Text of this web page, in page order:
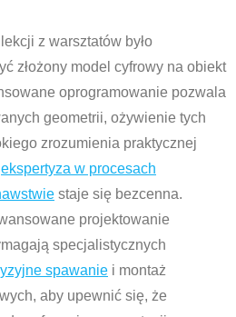
z warsztatów było
złożony model cyfrowy na obiekt
oprogramowanie pozwala
geometrii, ożywienie tych
zrozumienia praktycznej
ekspertyza w procesach
staje się bezcenna.
projektowanie
specjalistycznych
spawanie i montaż
aby upewnić się, że